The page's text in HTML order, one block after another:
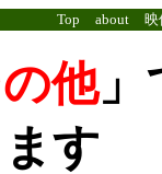
Top about 映
他」
す